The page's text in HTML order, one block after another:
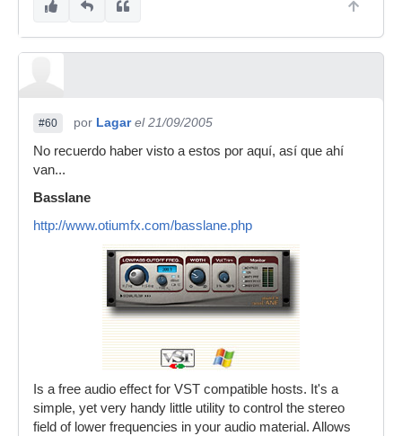
#60 por Lagar el 21/09/2005
No recuerdo haber visto a estos por aquí, así que ahí
van...
Basslane
http://www.otiumfx.com/basslane.php
Is a free audio effect for VST compatible hosts. It's a
simple, yet very handy little utility to control the stereo
field of lower frequencies in your audio material. Allows